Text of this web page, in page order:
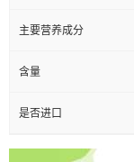
主要营养成分
含量
是否进口